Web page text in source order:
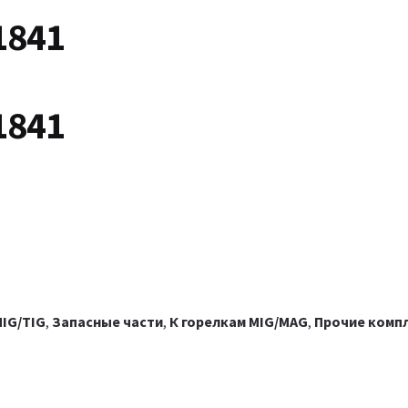
TIG, Запасные части, К горелкам MIG/MAG, Прочие